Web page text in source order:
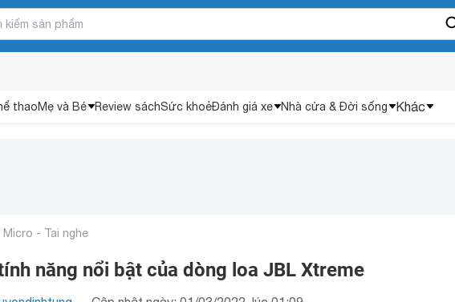
thaoMẹ và Bé Review sáchSức khoẻĐánh giá xe Nhà cửa & Đời sống Khác
Micro - Tai nghe
năng nổi bật của dòng loa JBL Xtreme